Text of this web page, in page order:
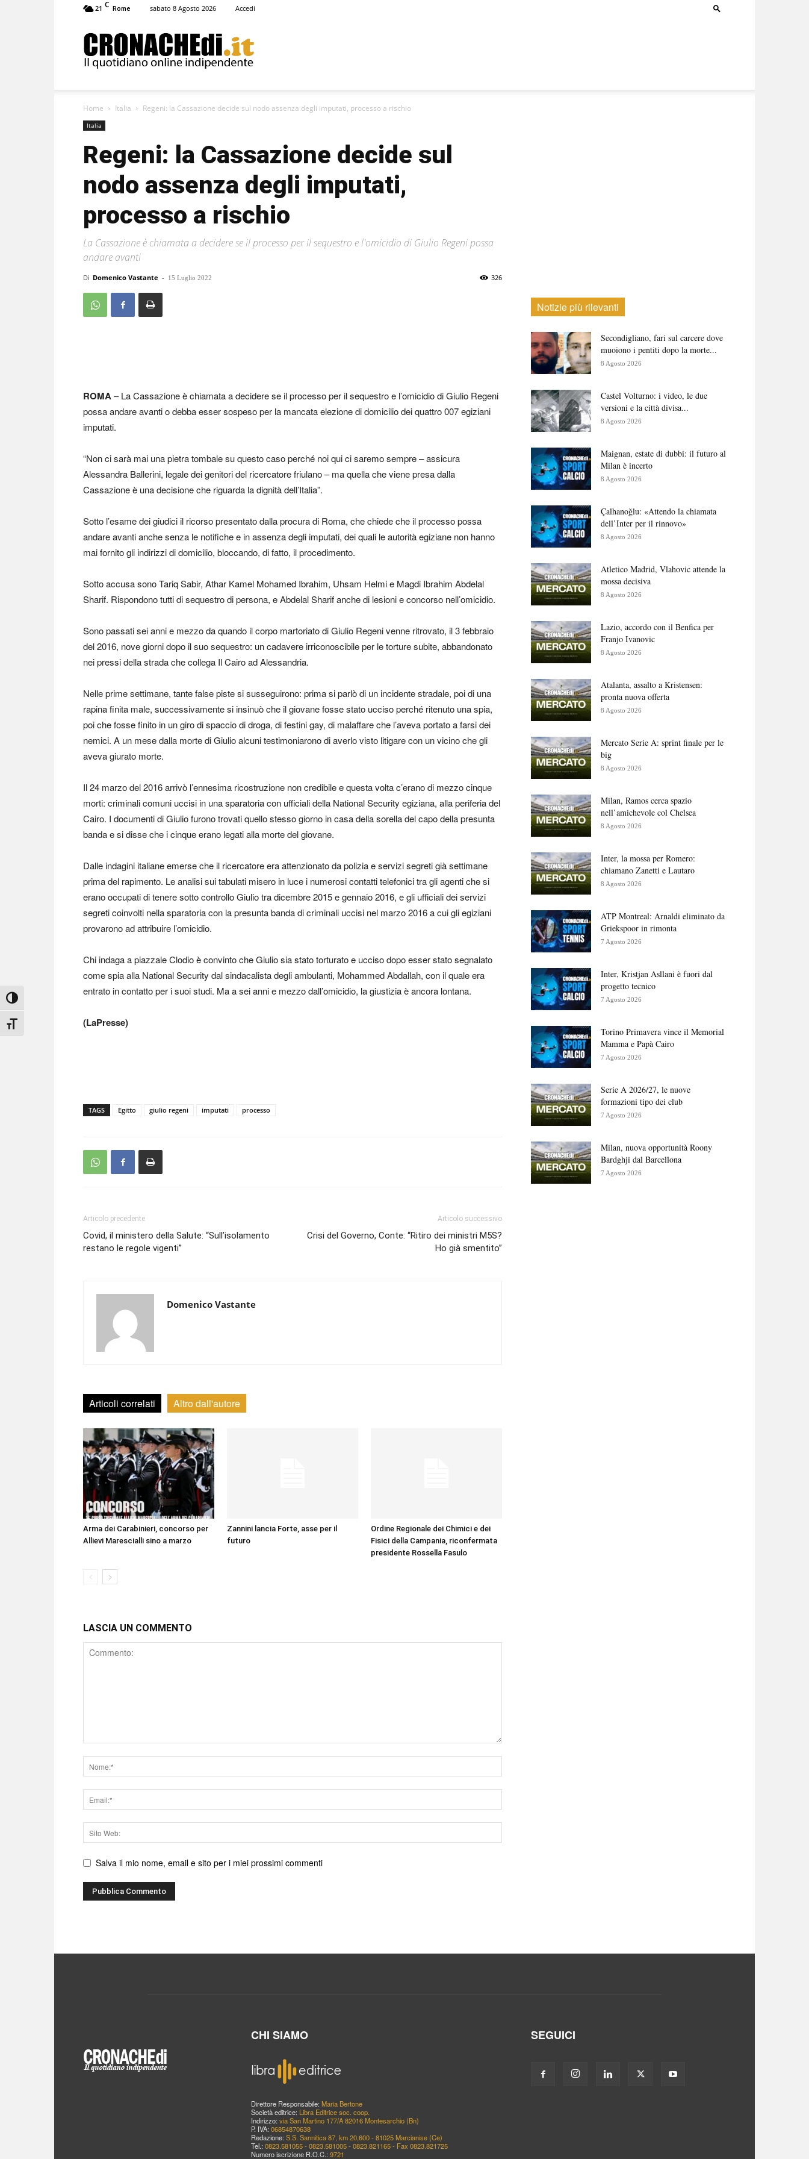
Attiva/disattiva alto contrasto
Attiva/disattiva dimensione testo
21 C Rome sabato 8 Agosto 2026 Accedi
Home Italia Regeni: la Cassazione decide sul nodo assenza degli imputati, processo a rischio
Italia
Regeni: la Cassazione decide sul
nodo assenza degli imputati,
processo a rischio
La Cassazione è chiamata a decidere se il processo per il sequestro e l'omicidio di Giulio Regeni possa
andare avanti
Di Domenico Vastante - 15 Luglio 2022 326
ROMA– La Cassazione è chiamata a decidere se il processo per il sequestro e l’omicidio di Giulio Regeni
possa andare avanti o debba esser sospeso per la mancata elezione di domicilio dei quattro 007 egiziani
imputati.
“Non ci sarà mai una pietra tombale su questo caso perché noi qui ci saremo sempre – assicura
Alessandra Ballerini, legale dei genitori del ricercatore friulano – ma quella che viene presa dalla
Cassazione è una decisione che riguarda la dignità dell’Italia”.
Sotto l’esame dei giudici il ricorso presentato dalla procura di Roma, che chiede che il processo possa
andare avanti anche senza le notifiche e in assenza degli imputati, dei quali le autorità egiziane non hanno
mai fornito gli indirizzi di domicilio, bloccando, di fatto, il procedimento.
Sotto accusa sono Tariq Sabir, Athar Kamel Mohamed Ibrahim, Uhsam Helmi e Magdi Ibrahim Abdelal
Sharif. Rispondono tutti di sequestro di persona, e Abdelal Sharif anche di lesioni e concorso nell’omicidio.
Sono passati sei anni e mezzo da quando il corpo martoriato di Giulio Regeni venne ritrovato, il 3 febbraio
del 2016, nove giorni dopo il suo sequestro: un cadavere irriconoscibile per le torture subite, abbandonato
nei pressi della strada che collega Il Cairo ad Alessandria.
Nelle prime settimane, tante false piste si susseguirono: prima si parlò di un incidente stradale, poi di una
rapina finita male, successivamente si insinuò che il giovane fosse stato ucciso perché ritenuto una spia,
poi che fosse finito in un giro di spaccio di droga, di festini gay, di malaffare che l’aveva portato a farsi dei
nemici. A un mese dalla morte di Giulio alcuni testimoniarono di averlo visto litigare con un vicino che gli
aveva giurato morte.
Il 24 marzo del 2016 arrivò l’ennesima ricostruzione non credibile e questa volta c’erano di mezzo cinque
morti: criminali comuni uccisi in una sparatoria con ufficiali della National Security egiziana, alla periferia del
Cairo. I documenti di Giulio furono trovati quello stesso giorno in casa della sorella del capo della presunta
banda e si disse che i cinque erano legati alla morte del giovane.
Dalle indagini italiane emerse che il ricercatore era attenzionato da polizia e servizi segreti già settimane
prima del rapimento. Le analisi sui tabulati misero in luce i numerosi contatti telefonici tra gli agenti che si
erano occupati di tenere sotto controllo Giulio tra dicembre 2015 e gennaio 2016, e gli ufficiali dei servizi
segreti coinvolti nella sparatoria con la presunta banda di criminali uccisi nel marzo 2016 a cui gli egiziani
provarono ad attribuire l’omicidio.
Chi indaga a piazzale Clodio è convinto che Giulio sia stato torturato e ucciso dopo esser stato segnalato
come spia alla National Security dal sindacalista degli ambulanti, Mohammed Abdallah, con il quale era
entrato in contatto per i suoi studi. Ma a sei anni e mezzo dall’omicidio, la giustizia è ancora lontana.
(LaPresse)
TAGS Egitto giulio regeni imputati processo
Articolo precedente
Covid, il ministero della Salute: “Sull’isolamento
restano le regole vigenti”
Articolo successivo
Crisi del Governo, Conte: “Ritiro dei ministri M5S?
Ho già smentito”
Domenico Vastante
Articoli correlati Altro dall'autore
Arma dei Carabinieri, concorso per
Allievi Marescialli sino a marzo
Zannini lancia Forte, asse per il
futuro
Ordine Regionale dei Chimici e dei
Fisici della Campania, riconfermata
presidente Rossella Fasulo
LASCIA UN COMMENTO
Comment
Nome
Email
Sito
web
Salva il mio nome, email e sito per i miei prossimi commenti
Notizie più rilevanti
Secondigliano, fari sul carcere dove
muoiono i pentiti dopo la morte...
8 Agosto 2026
Castel Volturno: i video, le due
versioni e la città divisa...
8 Agosto 2026
Maignan, estate di dubbi: il futuro al
Milan è incerto
8 Agosto 2026
Çalhanoğlu: «Attendo la chiamata
dell’Inter per il rinnovo»
8 Agosto 2026
Atletico Madrid, Vlahovic attende la
mossa decisiva
8 Agosto 2026
Lazio, accordo con il Benfica per
Franjo Ivanovic
8 Agosto 2026
Atalanta, assalto a Kristensen:
pronta nuova offerta
8 Agosto 2026
Mercato Serie A: sprint finale per le
big
8 Agosto 2026
Milan, Ramos cerca spazio
nell’amichevole col Chelsea
8 Agosto 2026
Inter, la mossa per Romero:
chiamano Zanetti e Lautaro
8 Agosto 2026
ATP Montreal: Arnaldi eliminato da
Griekspoor in rimonta
7 Agosto 2026
Inter, Kristjan Asllani è fuori dal
progetto tecnico
7 Agosto 2026
Torino Primavera vince il Memorial
Mamma e Papà Cairo
7 Agosto 2026
Serie A 2026/27, le nuove
formazioni tipo dei club
7 Agosto 2026
Milan, nuova opportunità Roony
Bardghji dal Barcellona
7 Agosto 2026
CHI SIAMO
Direttore Responsabile: Maria Bertone
Società editrice: Libra Editrice soc. coop.
Indirizzo: via San Martino 177/A 82016 Montesarchio (Bn)
P. IVA: 06854870638
Redazione: S.S. Sannitica 87, km 20,600 - 81025 Marcianise (Ce)
Tel.: 0823.581055 - 0823.581005 - 0823.821165 - Fax 0823.821725
Numero iscrizione R.O.C.: 9721
SEGUICI